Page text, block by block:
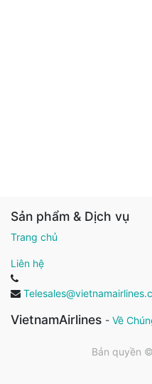
Sản phẩm & Dịch vụ
Trang chủ
Liên hệ
VietnamAirlines - Về
Bản quyền ©